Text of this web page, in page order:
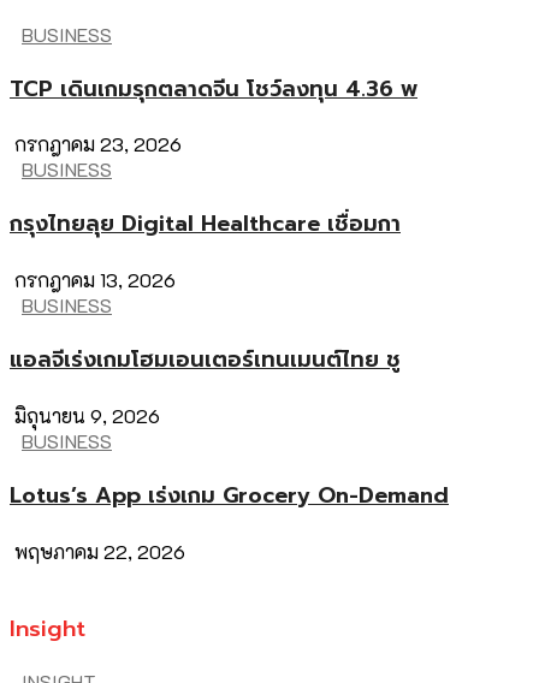
BUSINESS
TCP เดินเกมรุกตลาดจีน โชว์ลงทุน 4.36 พ
กรกฎาคม 23, 2026
BUSINESS
กรุงไทยลุย Digital Healthcare เชื่อมกา
กรกฎาคม 13, 2026
BUSINESS
แอลจีเร่งเกมโฮมเอนเตอร์เทนเมนต์ไทย ชู
มิถุนายน 9, 2026
BUSINESS
Lotus’s App เร่งเกม Grocery On-Demand
พฤษภาคม 22, 2026
Insight